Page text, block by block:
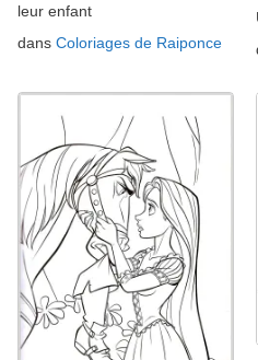
leur enfant
dans Coloriages de Raiponce